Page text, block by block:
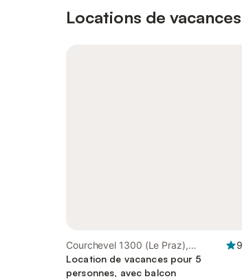
Locations de
Courchevel 1300 (Le Praz),
Courchevel
Location de vacances pour 5
personnes, avec balcon